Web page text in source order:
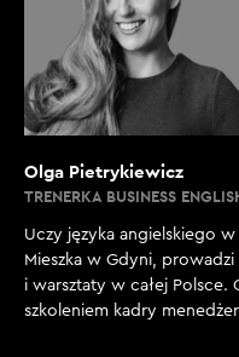
Olga Pietrykiewicz
TRENERKA BUSINESS
Uczy języka angielskiego
Mieszka w Gdyni, prowadzi
i warsztaty w całej Polsce.
szkoleniem kadry